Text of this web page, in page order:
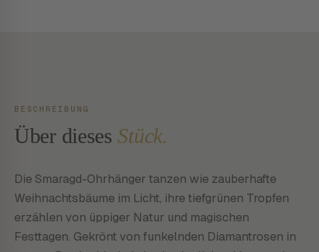
BESCHREIBUNG
Über dieses Stück.
Die Smaragd-Ohrhänger tanzen wie zauberhafte
Weihnachtsbäume im Licht, ihre tiefgrünen Tropfen
erzählen von üppiger Natur und magischen
Festtagen. Gekrönt von funkelnden Diamantrosen in